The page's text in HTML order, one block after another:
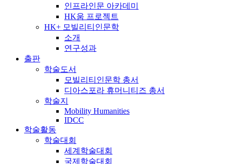
인프라인문 아카데미
HK움 프로젝트
HK+ 모빌리티인문학
소개
연구성과
출판
학술도서
모빌리티인문학 총서
디아스포라 휴머니티즈 총서
학술지
Mobility Humanities
IDCC
학술활동
학술대회
세계학술대회
국제학술대회